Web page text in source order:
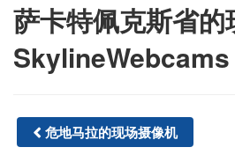
萨卡特佩克斯省
SkylineWebcams
危地马拉的现场摄像机